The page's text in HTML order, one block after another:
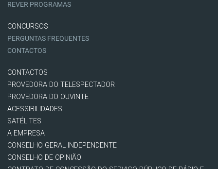
REVER PROGRAMAS
CONCURSOS
PERGUNTAS FREQUENTES
CONTACTOS
CONTACTOS
PROVEDORA DO TELESPECTADOR
PROVEDORA DO OUVINTE
ACESSIBILIDADES
SATÉLITES
A EMPRESA
CONSELHO GERAL INDEPENDENTE
CONSELHO DE OPINIÃO